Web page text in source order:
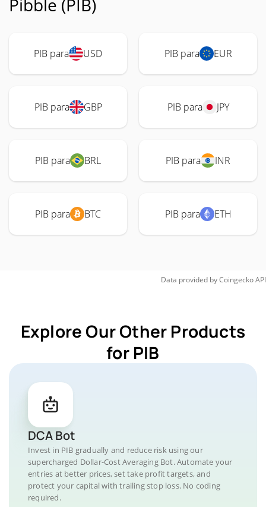
Pibble (PIB)
PIB para USD PIB para EUR
PIB para GBP PIB para JPY
PIB para BRL PIB para INR
PIB para BTC PIB para ETH
Data provided byCoingeckoAPI
Explore Our Other Products
for PIB
DCA Bot
Invest in PIB gradually and reduce risk using our
supercharged Dollar-Cost Averaging Bot. Automate your
entries at better prices, set take profit targets, and
protect your capital with trailing stop loss. No coding
required.